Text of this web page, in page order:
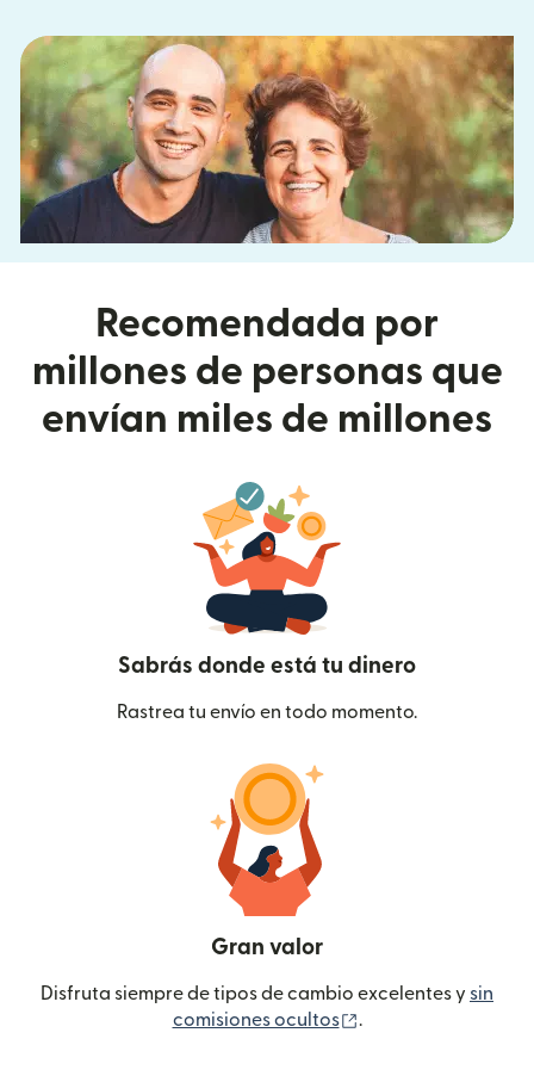
Recomendada por
millones de personas que
envían miles de millones
Sabrás donde está tu dinero
Rastrea tu envío en todo momento.
Gran valor
Disfruta siempre de tipos de cambio excelentes y sin
comisiones ocultos
.